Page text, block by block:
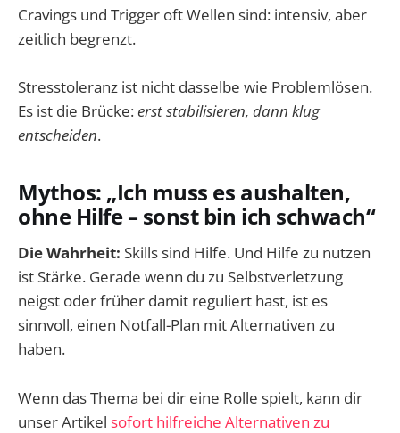
Cravings und Trigger oft Wellen sind: intensiv, aber
zeitlich begrenzt.
Stresstoleranz ist nicht dasselbe wie Problemlösen.
Es ist die Brücke:erst stabilisieren, dann klug
entscheiden.
Mythos: „Ich muss es aushalten,
ohne Hilfe – sonst bin ich schwach“
Die Wahrheit: Skills sind Hilfe. Und Hilfe zu nutzen
ist Stärke. Gerade wenn du zu Selbstverletzung
neigst oder früher damit reguliert hast, ist es
sinnvoll, einen Notfall-Plan mit Alternativen zu
haben.
Wenn das Thema bei dir eine Rolle spielt, kann dir
unser Artikel sofort hilfreiche Alternativen zu